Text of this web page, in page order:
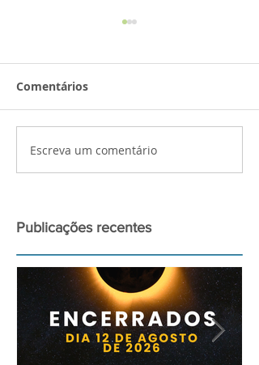
AVISO
Comentários
Escreva um comentário
Publicações recentes